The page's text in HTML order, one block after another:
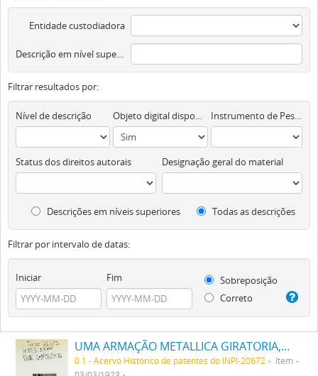
Entidade custodiadora
Descrição em nível superior
Filtrar resultados por:
Nível de descrição Objeto digital disponível Instrumento de Pesquisa
Status dos direitos autorais Designação geral do material
Descrições em níveis superiores Todas as descrições
Filtrar por intervalo de datas:
Iniciar Fim
Sobreposição
Correto
UMA ARMAÇÃO METALLICA GIRATORIA, DESTINADA A DIVERSÕES PUBLICAS
0.1 - Acervo Histórico de patentes do INPI-20672
Item